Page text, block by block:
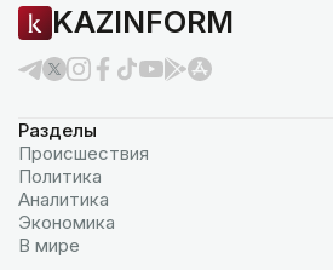
KAZINFORM
Разделы
Происшествия
Политика
Аналитика
Экономика
В мире